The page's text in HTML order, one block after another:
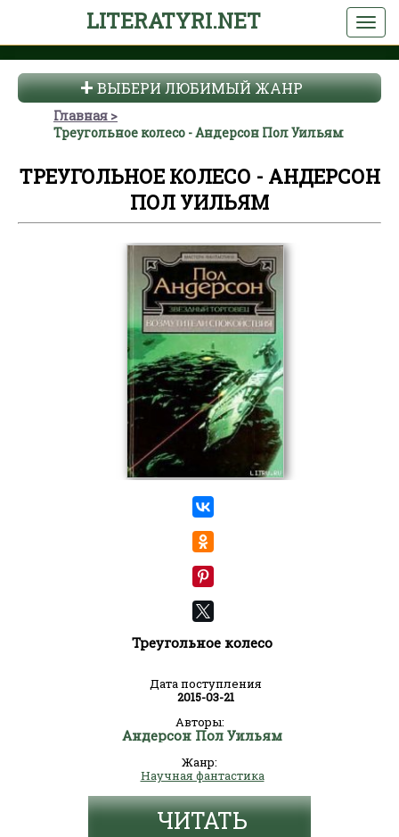
LITERATYRI.NET
ВЫБЕРИ ЛЮБИМЫЙ ЖАНР
Главная
Треугольное колесо - Андерсон Пол Уильям
ТРЕУГОЛЬНОЕ КОЛЕСО - АНДЕРСОН
ПОЛ УИЛЬЯМ
Треугольное колесо
Дата поступления
2015-03-21
Авторы:
Андерсон Пол Уильям
Жанр:
Научная фантастика
ЧИТАТЬ